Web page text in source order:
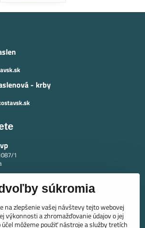
- krby
1
súkromia
na zlepšenie vašej návštevy tejto webovej
výkonnosti a zhromažďovanie údajov o jej
môžeme použiť nástroje a služby tretích